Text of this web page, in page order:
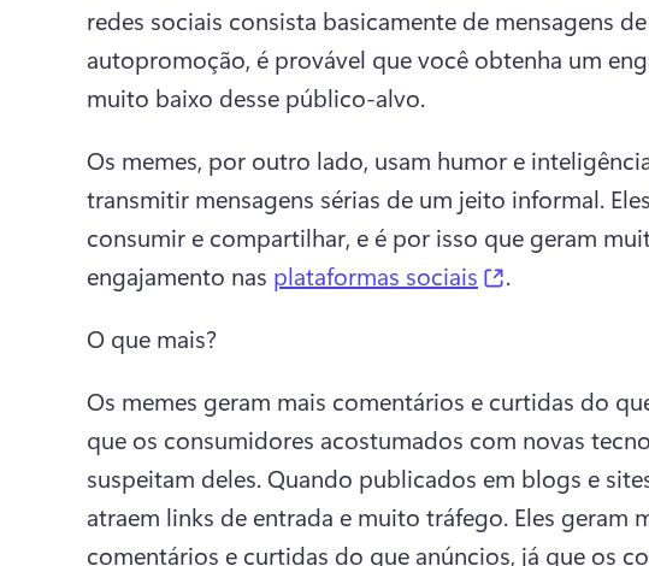
redes sociais consista basicamente de mensagens de
autopromoção, é provável que você obtenha um
muito baixo desse público-alvo.
Os memes, por outro lado, usam humor e
transmitir mensagens sérias de um jeito informal.
consumir e compartilhar, e é por isso que geram
engajamento nas plataformas sociais (opens in a
.
O que mais?
Os memes geram mais comentários e curtidas do
que os consumidores acostumados com novas
suspeitam deles. Quando publicados em blogs e
atraem links de entrada e muito tráfego. Eles geram
comentários e curtidas do que anúncios, já que os